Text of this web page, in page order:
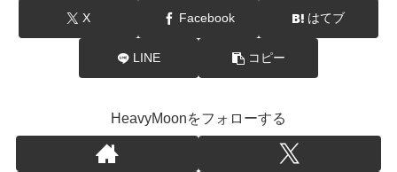
X Facebook はてブ
LINE コピー
HeavyMoonをフォローする